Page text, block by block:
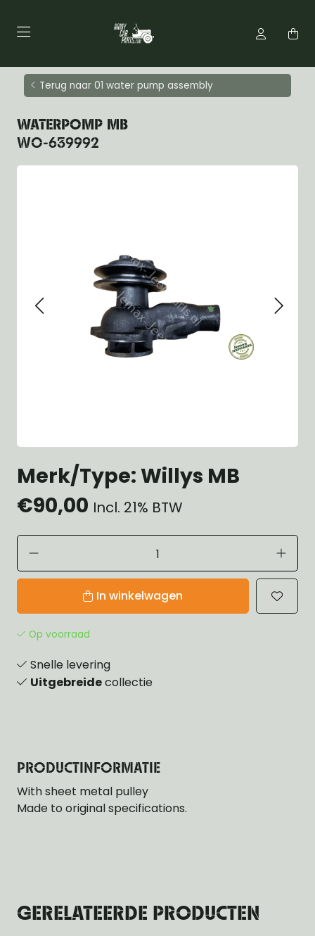
Terug naar 01 water pump assembly
WATERPOMP MB
WO-639992
Merk/Type: Willys MB
€90,00 Incl. 21% BTW
In winkelwagen
Op voorraad
Snelle levering
Uitgebreidecollectie
PRODUCTINFORMATIE
With sheet metal pulley
Made to original specifications.
GERELATEERDE PRODUCTEN